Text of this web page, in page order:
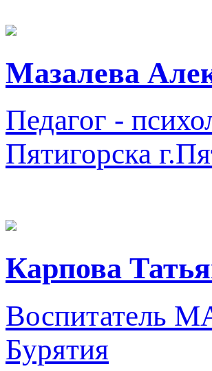
Мазалева
Педагог -
Пятигорска
Карпова
Воспитатель
Бурятия